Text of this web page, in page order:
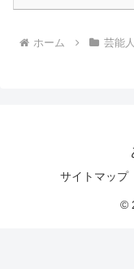
ホーム 芸能人
サイトマップ
©